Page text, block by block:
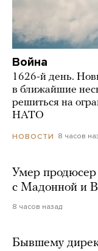
Война
1626-й день.
в ближайшие
решиться на
НАТО
НОВОСТИ 8 часов
Умер
с Мадонной и
8 часов назад
Бывшему